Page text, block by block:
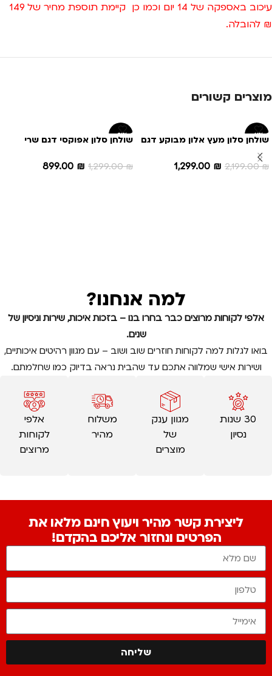
עיכוב באספקה של 14 יום וכמו כן קיימת תוספת מחיר של 149
₪ להובלה.
מוצרים קשורים
-41%
שולחן סלון מעץ אלון מבוקע דגם
N 102
2,199.00₪
1,299.00 ₪
-31%
שולחן סלון אפוקסי דגם שרי
1,299.00₪
899.00 ₪
למה אנחנו?
אלפי לקוחות מרוצים כבר בחרו בנו – בזכות איכות, שירות וניסיון של
שנים.
בואו לגלות למה לקוחות חוזרים שוב ושוב – עם מגוון רהיטים איכותיים,
ושירות אישי שמלווה אתכם עד שהבית נראה בדיוק כמו שחלמתם.
30 שנות
נסיון
מגוון ענק
של
מוצרים
משלוח
מהיר
אלפי
לקוחות
מרוצים
ליצירת קשר מהיר ויעוץ חינם מלאו את
הפרטים ונחזור אליכם בהקדם!
שליחה